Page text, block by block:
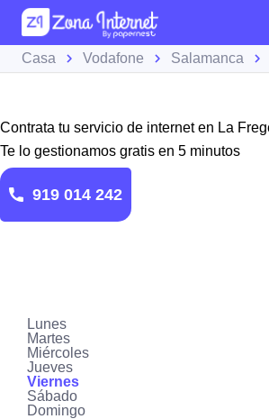
Casa Vodafone Salamanca
Contrata tu servicio de internet en La
Te lo gestionamos gratis en 5 minutos
919 014 242
Lunes
Martes
Miércoles
Jueves
Viernes
Sábado
Domingo